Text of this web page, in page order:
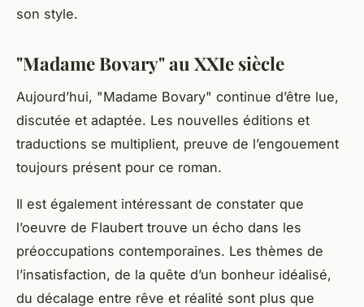
son style.
"Madame Bovary" au XXIe siècle
Aujourd’hui, "Madame Bovary" continue d’être lue,
discutée et adaptée. Les nouvelles éditions et
traductions se multiplient, preuve de l’engouement
toujours présent pour ce roman.
Il est également intéressant de constater que
l’oeuvre de Flaubert trouve un écho dans les
préoccupations contemporaines. Les thèmes de
l’insatisfaction, de la quête d’un bonheur idéalisé,
du décalage entre rêve et réalité sont plus que